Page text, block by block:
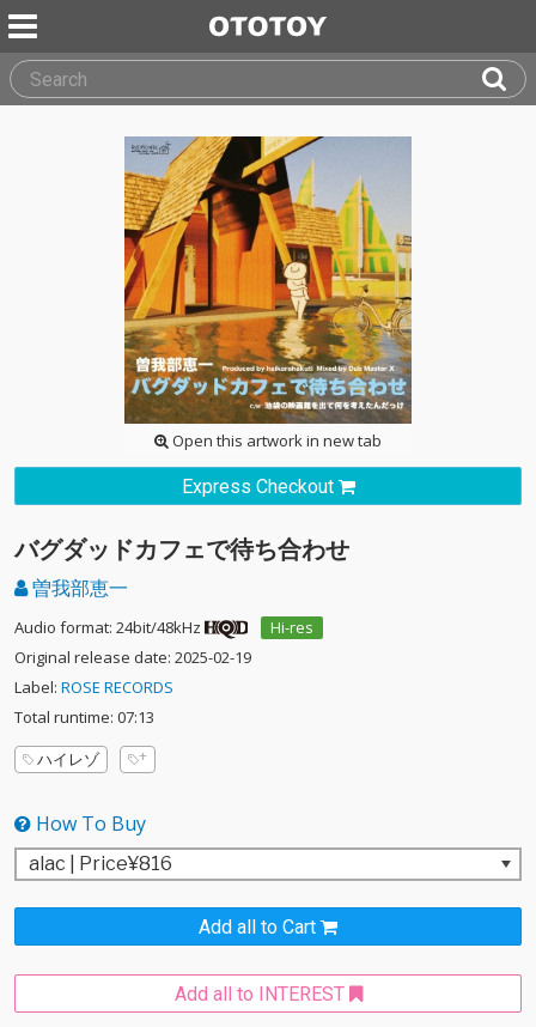
Open this artwork in new tab
Express Checkout
バグダッドカフェで待ち合わせ
曽我部恵一
Audio format: 24bit/48kHz
Hi-res
Original release date: 2025-02-19
Label: ROSE RECORDS
Total runtime: 07:13
ハイレゾ
How To Buy
Add all to Cart
Add all to INTEREST